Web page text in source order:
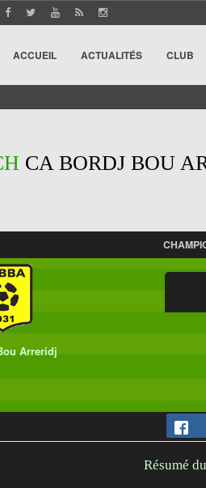
ACCUEIL ACTUALITÉS CLUB
CA BORDJ BOU
Arreridj
Résumé